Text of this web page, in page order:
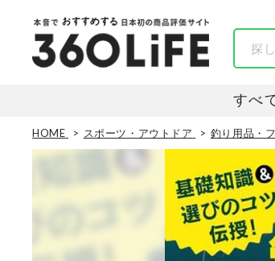
すべ
HOME スポーツ・アウトドア 釣り用品・